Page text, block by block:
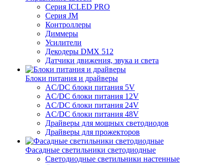
Серия ICLED PRO
Серия JM
Контроллеры
Диммеры
Усилители
Декодеры DMX 512
Датчики движения, звука и света
Блоки питания и драйверы
AC/DC блоки питания 5V
AC/DC блоки питания 12V
AC/DC блоки питания 24V
AC/DC блоки питания 48V
Драйверы для мощных светодиодов
Драйверы для прожекторов
Фасадные светильники светодиодные
Светодиодные светильники настенные